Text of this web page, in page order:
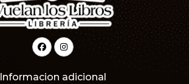
Informacion adicional